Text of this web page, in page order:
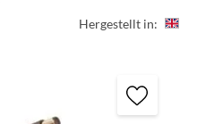
Hergestellt in: